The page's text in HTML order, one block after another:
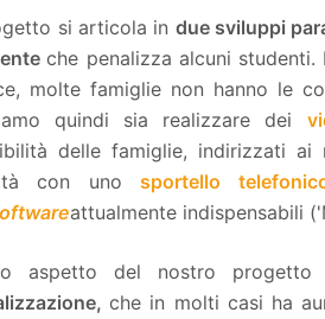
si articola in due sviluppi
che penalizza alcuni
molte famiglie non hanno le
quindi sia realizzare dei
delle famiglie, indirizzati
con unosportello
attualmente indispensabili
aspetto del nostro
che in molti casi ha